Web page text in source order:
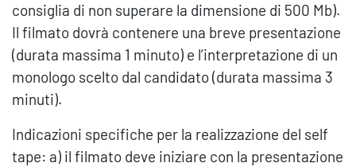
consiglia di non superare la dimensione di 500 Mb).
Il filmato dovrà contenere una breve presentazione
(durata massima 1 minuto) e l’interpretazione di un
monologo scelto dal candidato (durata massima 3
minuti).
Indicazioni specifiche per la realizzazione del self
tape: a) il filmato deve iniziare con la presentazione